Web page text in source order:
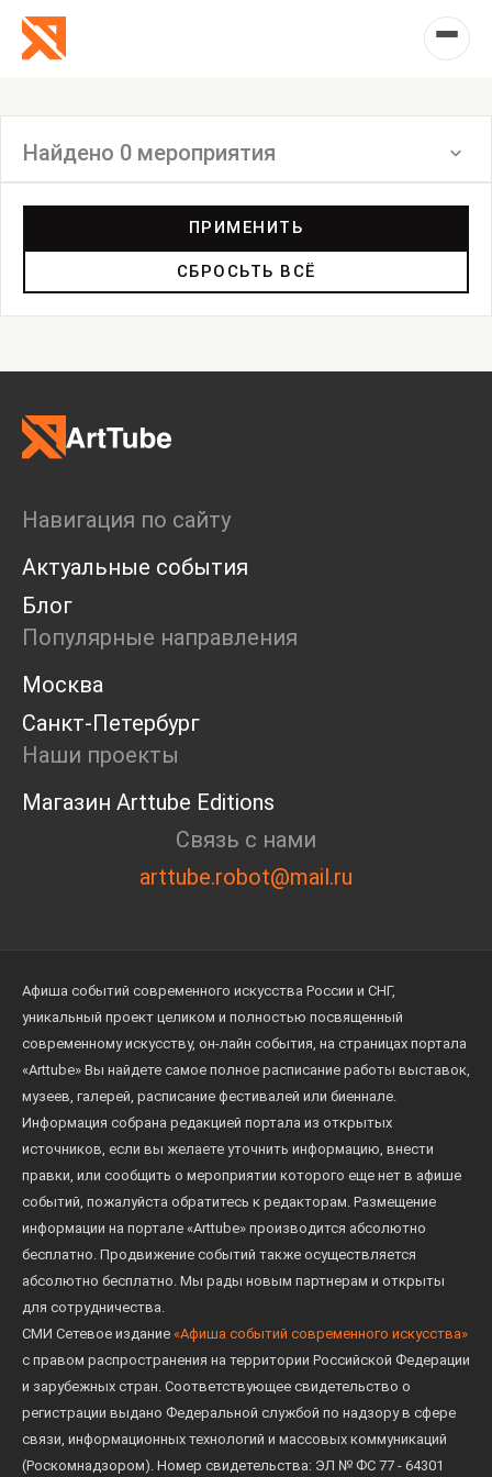
Найдено 0 мероприятия
Дискуссия
Пост-релиз
Пресс-конференция
Ярмарка
Open call
Экскурсия
Дискуссия
Cosmoscow 2024
Blazar 2024
Встречи
Круглый стол
ПРИМЕНИТЬ
СБРОСЬТЬ ВСЁ
Навигация по сайту
Актуальные события
Блог
Популярные направления
Москва
Санкт-Петербург
Наши проекты
Магазин Arttube Editions
Связь с нами
arttube.robot@mail.ru
Афиша событий современного искусства России и СНГ,
уникальный проект целиком и полностью посвященный
современному искусству, он-лайн события, на страницах портала
«Arttube» Вы найдете самое полное расписание работы выставок,
музеев, галерей, расписание фестивалей или биеннале.
Информация собрана редакцией портала из открытых
источников, если вы желаете уточнить информацию, внести
правки, или сообщить о мероприятии которого еще нет в афише
событий, пожалуйста обратитесь к редакторам. Размещение
информации на портале «Arttube» производится абсолютно
бесплатно. Продвижение событий также осуществляется
абсолютно бесплатно. Мы рады новым партнерам и открыты
для сотрудничества.
СМИ Сетевое издание «Афиша событий современного искусства»
с правом распространения на территории Российской Федерации
и зарубежных стран. Соответствующее свидетельство о
регистрации выдано Федеральной службой по надзору в сфере
связи, информационных технологий и массовых коммуникаций
(Роскомнадзором). Номер свидетельства: ЭЛ № ФС 77 - 64301